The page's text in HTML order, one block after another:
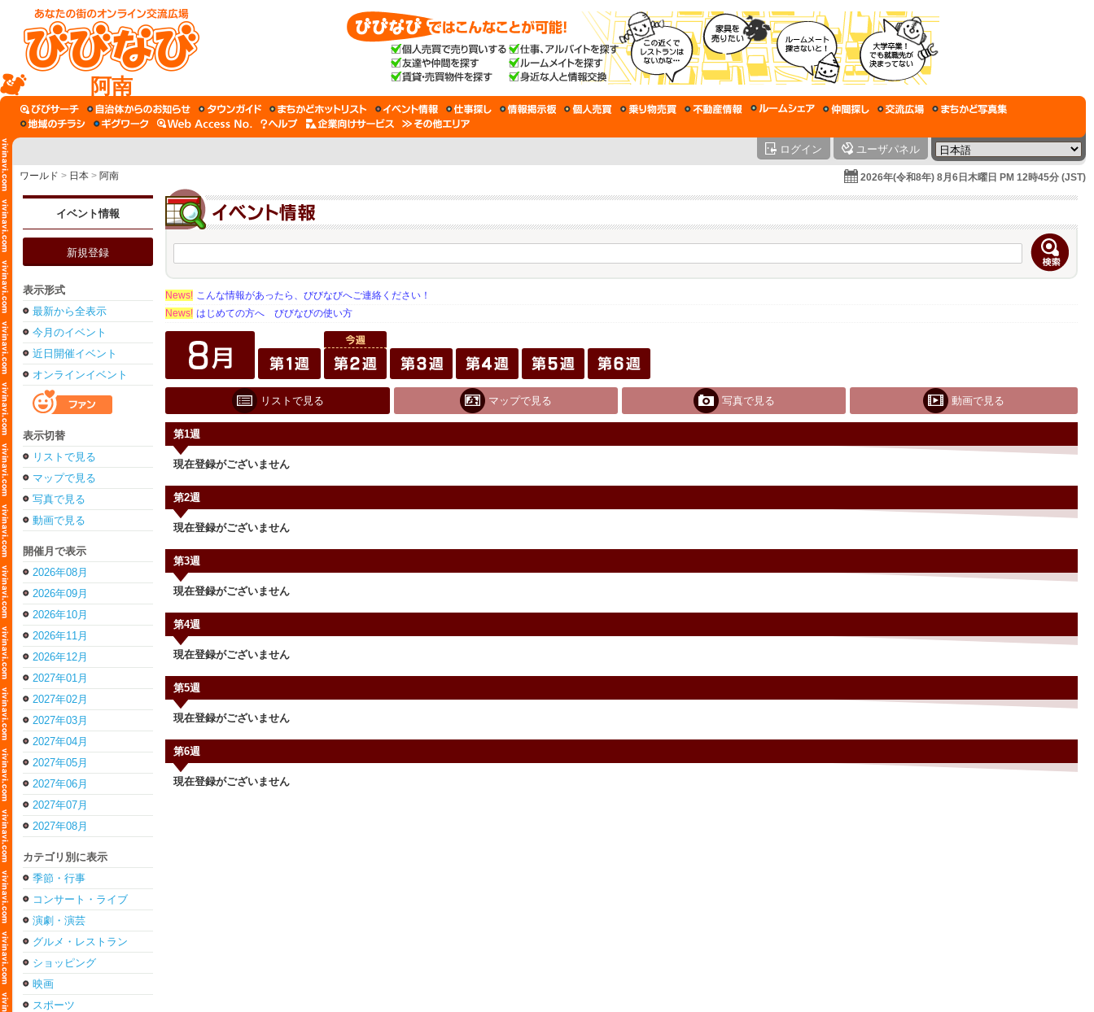
阿南
ログイン ユーザパネル
ワールド > 日本 > 阿南 2026年(令和8年) 8月6日木曜日 PM 12時45分 (JST)
イベント情報
新規登録
表示形式
最新から全表示
今月のイベント
近日開催イベント
オンラインイベント
表示切替
リストで見る
マップで見る
写真で見る
動画で見る
開催月で表示
2026年08月
2026年09月
2026年10月
2026年11月
2026年12月
2027年01月
2027年02月
2027年03月
2027年04月
2027年05月
2027年06月
2027年07月
2027年08月
カテゴリ別に表示
季節・行事
コンサート・ライブ
演劇・演芸
グルメ・レストラン
ショッピング
映画
スポーツ
News! こんな情報があったら、びびなびへご連絡ください！
News! はじめての方へ びびなびの使い方
リストで見る マップで見る 写真で見る 動画で見る
第1週
現在登録がございません
第2週
現在登録がございません
第3週
現在登録がございません
第4週
現在登録がございません
第5週
現在登録がございません
第6週
現在登録がございません